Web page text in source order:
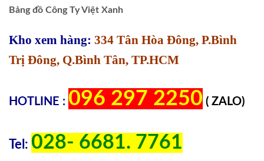
Bảng đồ Công Ty Việt Xanh
Kho xem hàng: 334 Tân Hòa Đông, P.Bình
Trị Đông, Q.Bình Tân, TP.HCM
HOTLINE : 096 297 2250 ( ZALO)
Tel: 028- 6681. 7761